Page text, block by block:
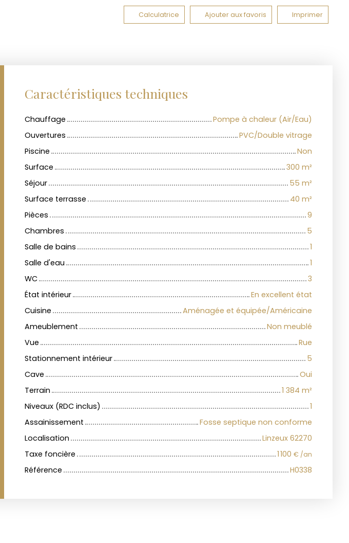
Calculatrice Ajouter aux favoris Imprimer
Caractéristiques techniques
Chauffage
Pompe à chaleur (Air/Eau)
Ouvertures
PVC/Double vitrage
Piscine
Non
Surface
300 m²
Séjour
55 m²
Surface terrasse
40 m²
Pièces
9
Chambres
5
Salle de bains
1
Salle d'eau
1
WC
3
État intérieur
En excellent état
Cuisine
Aménagée et équipée/Américaine
Ameublement
Non meublé
Vue
Rue
Stationnement intérieur
5
Cave
Oui
Terrain
1 384 m²
Niveaux (RDC inclus)
1
Assainissement
Fosse septique non conforme
Localisation
Linzeux 62270
Taxe foncière
1 100 € /an
Référence H0338